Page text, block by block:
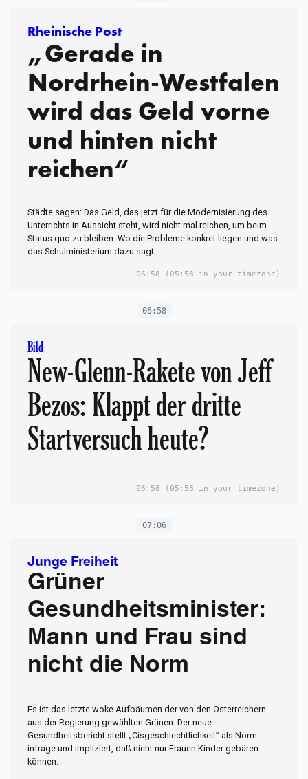
Rheinische Post
„Gerade in
Nordrhein-Westfalen
wird das Geld vorne
und hinten nicht
reichen“
Städte sagen: Das Geld, das jetzt für die Modernisierung des
Unterrichts in Aussicht steht, wird nicht mal reichen, um beim
Status quo zu bleiben. Wo die Probleme konkret liegen und was
das Schulministerium dazu sagt.
06:58 (05:58 in your timezone)
06:58
Bild
New-Glenn-Rakete von Jeff
Bezos: Klappt der dritte
Startversuch heute?
06:58 (05:58 in your timezone)
07:06
Junge Freiheit
Grüner
Gesundheitsminister:
Mann und Frau sind
nicht die Norm
Es ist das letzte woke Aufbäumen der von den Österreichern
aus der Regierung gewählten Grünen. Der neue
Gesundheitsbericht stellt „Cisgeschlechtlichkeit” als Norm
infrage und impliziert, daß nicht nur Frauen Kinder gebären
können.